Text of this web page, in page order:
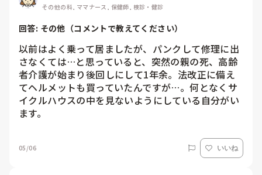
その他の科, ママナース, 保健師, 検診・健診
回答: その他（コメントで教えてください）
以前はよく乗って居ましたが、パンクして修理に出
さなくては…と思っていると、突然の親の死、高齢
者介護が始まり後回しにして1年余。法改正に備え
てヘルメットも買っていたんですが…。何となくサ
イクルハウスの中を見ないようにしている自分がい
ます。
05/06 いいね